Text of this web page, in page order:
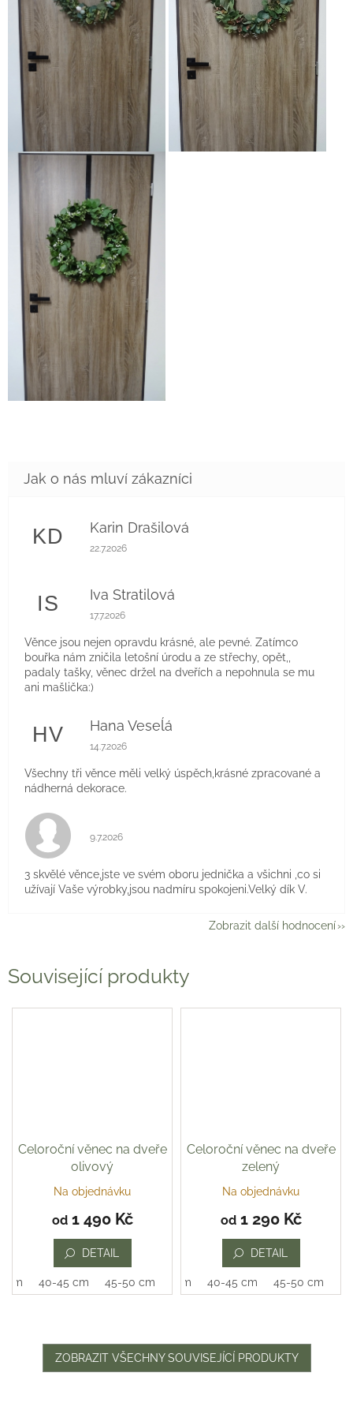
Související produkty
Celoroční věnec na dveře
olivový
Průměrné
produktu
5
hvězdiček.
Na objednávku
od1 490 Kč
DETAIL
cm 40-45 cm 45-50 cm
Celoroční věnec na dveře
zelený
Na objednávku
od1 290 Kč
DETAIL
35-40 cm 40-45 cm 45-50 cm
ZOBRAZIT VŠECHNY SOUVISEJÍCÍ PRODUKTY
KD Karin Drašilová
Hodnocení obchodu je 5 z 5 hvězdiček.
22.7.2026
IS Iva Stratilová
Hodnocení obchodu je 5 z 5 hvězdiček.
17.7.2026
Věnce jsou nejen opravdu krásné, ale pevné. Zatímco
bouřka nám zničila letošní úrodu a ze střechy, opět,,
padaly tašky, věnec držel na dveřích a nepohnula se mu
ani mašlička:)
HV Hana Veseĺá
Hodnocení obchodu je 5 z 5 hvězdiček.
14.7.2026
Všechny tři věnce měli velký úspěch,krásné zpracované a
nádherná dekorace.
Hodnocení obchodu je 5 z 5 hvězdiček.
9.7.2026
3 skvělé věnce,jste ve svém oboru jednička a všichni ,co si
užívají Vaše výrobky,jsou nadmíru spokojeni.Velký dík V.
Zobrazit další hodnocení